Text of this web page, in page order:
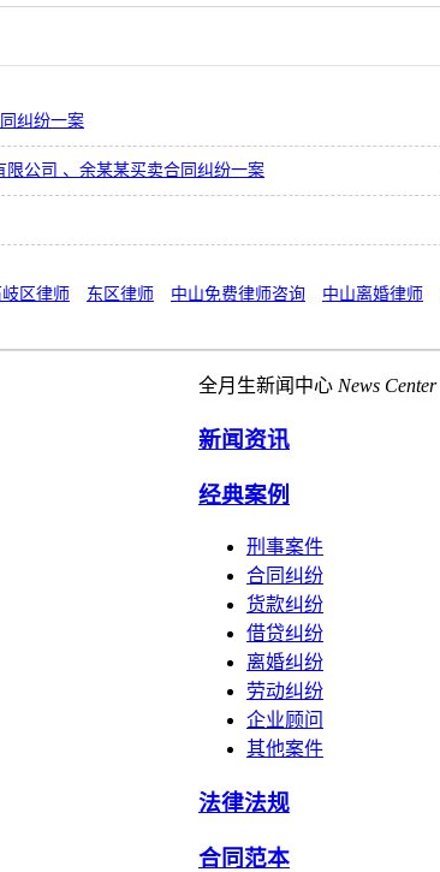
纠纷一案
公司 、余某某买卖合同纠纷一案
区律师 东区律师 中山免费律师咨询 中山离婚律师
全月生新闻中心 News Center
新闻资讯
经典案例
刑事案件
合同纠纷
货款纠纷
借贷纠纷
离婚纠纷
劳动纠纷
企业顾问
其他案件
法律法规
合同范本